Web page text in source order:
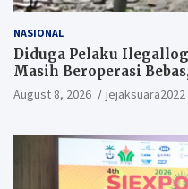
NASIONAL
Diduga Pelaku
Masih Beroperasi
Penegak Hukum
Pengurus.
August 8, 2026 jejaksuara2022